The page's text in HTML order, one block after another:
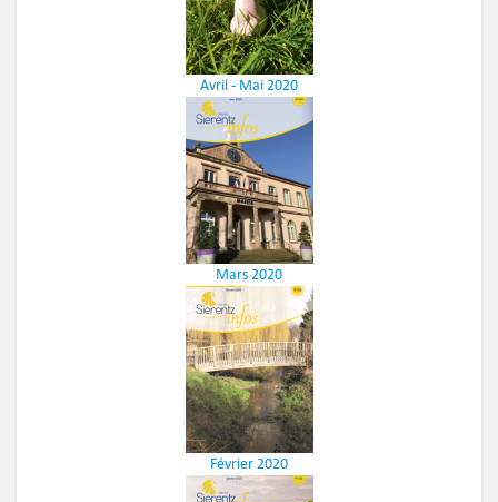
Avril - Mai 2020
Mars 2020
Février 2020